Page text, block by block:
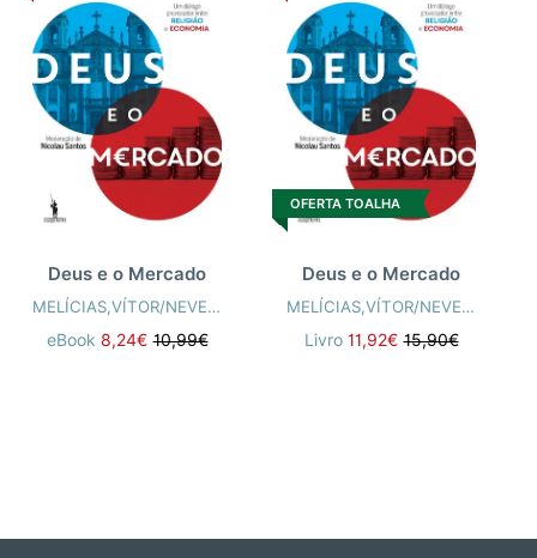
Deus e o Mercado
MELÍCIAS,VÍTOR/NEVES,JOÃO/SANTOS,NICOLAU
eBook 8,24€ 10,99€
OFERTA TOALHA
Deus e o Mercado
MELÍCIAS,VÍTOR/NEVES,JOÃO/SANTOS,NICOLAU
Livro 11,92€ 15,90€